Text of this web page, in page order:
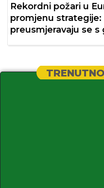
Rekordni požari u
promjenu strategije:
preusmjeravaju se s